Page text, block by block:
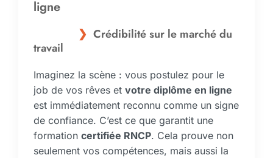
ligne
Crédibilité sur le marché du
travail
Imaginez la scène : vous postulez pour le
job de vos rêves et votre diplôme en ligne
est immédiatement reconnu comme un signe
de confiance. C’est ce que garantit une
formation certifiée RNCP. Cela prouve non
seulement vos compétences, mais aussi la